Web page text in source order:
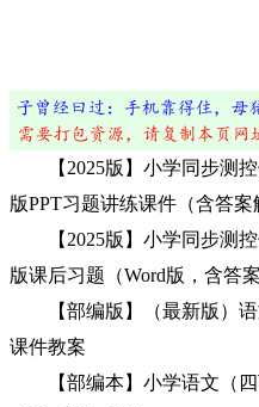
【2025版】小学同步测控
版PPT习题讲练课件（含答案
【2025版】小学同步测控
版课后习题（Word版，含答案
【部编版】（最新版）语
课件教案
【部编本】小学语文（四